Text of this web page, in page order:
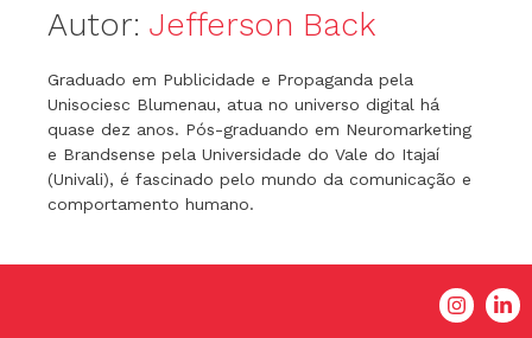
Autor: Jefferson Back
Graduado em Publicidade e Propaganda pela
Unisociesc Blumenau, atua no universo digital há
quase dez anos. Pós-graduando em Neuromarketing
e Brandsense pela Universidade do Vale do Itajaí
(Univali), é fascinado pelo mundo da comunicação e
comportamento humano.